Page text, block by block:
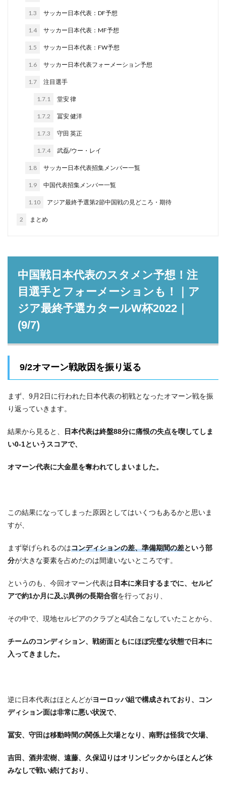
1.3 サッカー日本代表：DF予想
1.4 サッカー日本代表：MF予想
1.5 サッカー日本代表：FW予想
1.6 サッカー日本代表フォーメーション予想
1.7 注目選手
1.7.1 堂安 律
1.7.2 冨安 健洋
1.7.3 守田 英正
1.7.4 武磊/ウー・レイ
1.8 サッカー日本代表招集メンバー一覧
1.9 中国代表招集メンバー一覧
1.10 アジア最終予選第2節中国戦の見どころ・期待
2 まとめ
中国戦日本代表のスタメン予想！注
目選手とフォーメーションも！｜ア
ジア最終予選カタールW杯2022｜
(9/7)
9/2オマーン戦敗因を振り返る
まず、9月2日に行われた日本代表の初戦となったオマーン戦を振
り返っていきます。
結果から見ると、
日本代表は終盤88分に痛恨の失点を喫してしま
い0-1というスコアで、
オマーン代表に大金星を奪われてしまいました。
この結果になってしまった原因としてはいくつもあるかと思いま
すが、
まず挙げられるのはコンディションの差、準備期間の差という部
分が大きな要素を占めたのは間違いないところです。
というのも、今回オマーン代表は 日本に来日するまでに、セルビ
アで約1か月に及ぶ異例の長期合宿を行っており、
その中で、現地セルビアのクラブと4試合こなしていたことから、
チームのコンディション、戦術面ともにほぼ完璧な状態で日本に
入ってきました。
逆に日本代表はほとんどがヨーロッパ組で構成されており、コン
ディション面は非常に悪い状況で、
冨安、守田は移動時間の関係上欠場となり、 南野は怪我で欠場、
吉田、酒井宏樹、遠藤、久保辺りはオリンピックからほとんど休
みなしで戦い続けており、